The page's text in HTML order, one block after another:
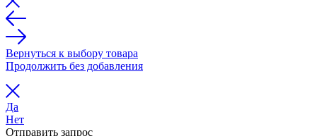
Вернуться к выбору товара
Продолжить без добавления
Да
Нет
Отправить запрос